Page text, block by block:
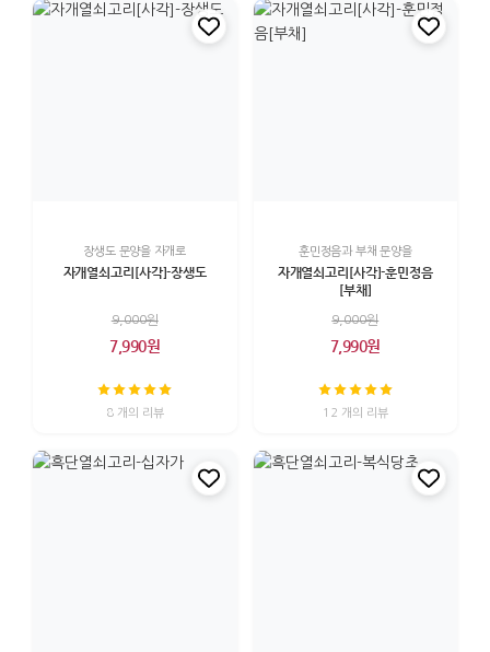
장생도 문양을 자개로
자개열쇠고리[사각]-장생도
9,000원
7,990원
8 개의 리뷰
훈민정음과 부채 문양을
자개열쇠고리[사각]-훈민정음
[부채]
9,000원
7,990원
12 개의 리뷰